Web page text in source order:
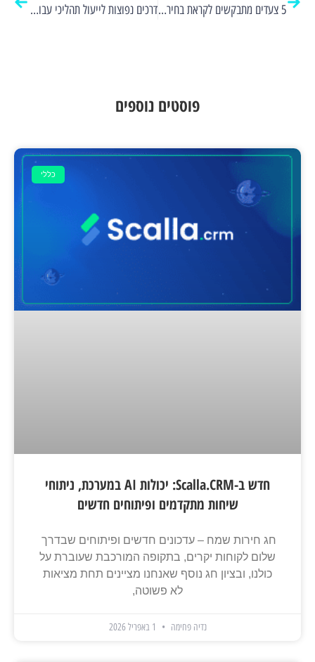
5 צעדים מתבקשים לקראת בחירת תוכנת ניהול לעסק דרכים נפוצות לייעול תהליכי עבודה אוטומטיים
פוסטים נוספים
כללי
חדש ב-Scalla.CRM: יכולות AI במערכת, ניתוחי
שיחות מתקדמים ופיתוחים חדשים
חג חירות שמח – עדכונים חדשים ופיתוחים שבדרך
שלום לקוחות יקרים, בתקופה המורכבת שעוברת על
כולנו, ובציון חג נוסף שאנחנו מציינים תחת מציאות
לא פשוטה,
נדיה פחימה